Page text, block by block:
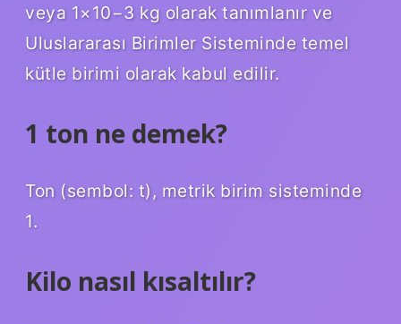
veya 1×10−3 kg olarak tanımlanır ve
Uluslararası Birimler Sisteminde temel
kütle birimi olarak kabul edilir.
1 ton ne demek?
Ton (sembol: t), metrik birim sisteminde
1.
Kilo nasıl kısaltılır?